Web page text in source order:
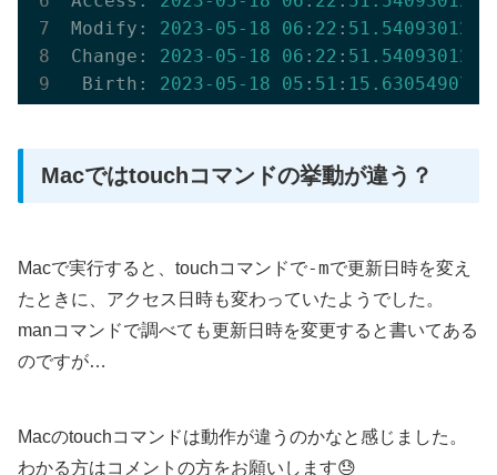
Modify: 2023-05-18 06 : 22 : 51.540930120
Change: 2023-05-18 06 : 22 : 51.540930120
Birth: 2023-05-18 05 : 51 : 15.630549071
Macではtouchコマンドの挙動が違う？
Macで実行すると、touchコマンドで-mで更新日時を変え
たときに、アクセス日時も変わっていたようでした。
manコマンドで調べても更新日時を変更すると書いてある
のですが…
Macのtouchコマンドは動作が違うのかなと感じました。
わかる方はコメントの方をお願いします😓